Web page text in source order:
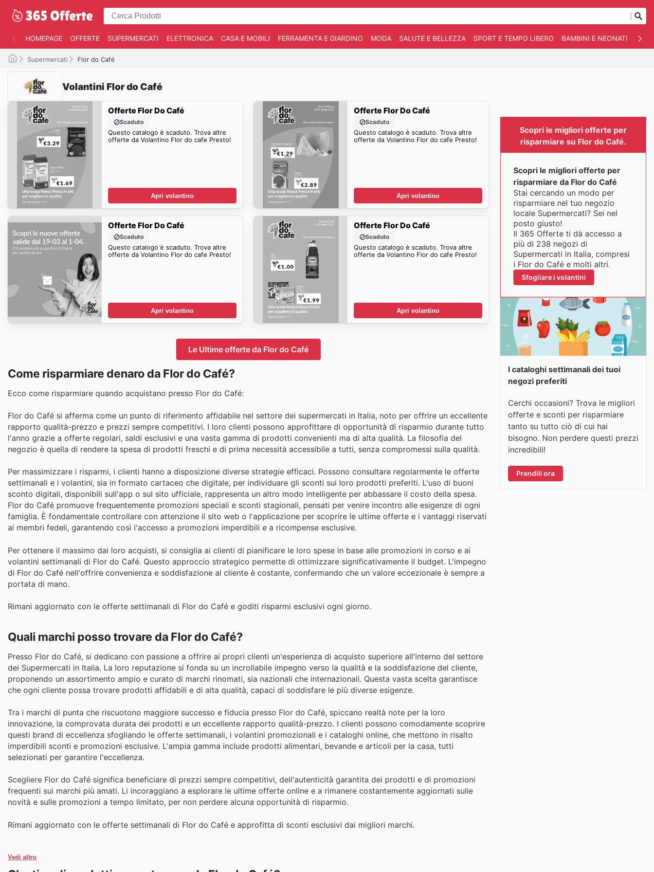
HOMEPAGE OFFERTE SUPERMERCATI ELETTRONICA CASA E MOBILI FERRAMENTA E GIARDINO MODA SALUTE E BELLEZZA SPORT E TEMPO LIBERO BAMBINI E NEONATI
Supermercati Flor do Café
Volantini Flor do Café
Offerte Flor Do Café
Scaduto
Questo catalogo è scaduto. Trova altre
offerte da Volantino Flor do cafe Presto!
Apri volantino
Offerte Flor Do Café
Scaduto
Questo catalogo è scaduto. Trova altre
offerte da Volantino Flor do cafe Presto!
Apri volantino
Offerte Flor Do Café
Scaduto
Questo catalogo è scaduto. Trova altre
offerte da Volantino Flor do cafe Presto!
Apri volantino
Offerte Flor Do Café
Scaduto
Questo catalogo è scaduto. Trova altre
offerte da Volantino Flor do cafe Presto!
Apri volantino
Le Ultime offerte da Flor do Café
Come risparmiare denaro da Flor do Café?
Ecco come risparmiare quando acquistano presso Flor do Café:
Flor do Café si afferma come un punto di riferimento affidabile nel settore dei supermercati in Italia, noto per offrire un eccellente
rapporto qualità-prezzo e prezzi sempre competitivi. I loro clienti possono approfittare di opportunità di risparmio durante tutto
l'anno grazie a offerte regolari, saldi esclusivi e una vasta gamma di prodotti convenienti ma di alta qualità. La filosofia del
negozio è quella di rendere la spesa di prodotti freschi e di prima necessità accessibile a tutti, senza compromessi sulla qualità.
Per massimizzare i risparmi, i clienti hanno a disposizione diverse strategie efficaci. Possono consultare regolarmente le offerte
settimanali e i volantini, sia in formato cartaceo che digitale, per individuare gli sconti sui loro prodotti preferiti. L'uso di buoni
sconto digitali, disponibili sull'app o sul sito ufficiale, rappresenta un altro modo intelligente per abbassare il costo della spesa.
Flor do Café promuove frequentemente promozioni speciali e sconti stagionali, pensati per venire incontro alle esigenze di ogni
famiglia. È fondamentale controllare con attenzione il sito web o l'applicazione per scoprire le ultime offerte e i vantaggi riservati
ai membri fedeli, garantendo così l'accesso a promozioni imperdibili e a ricompense esclusive.
Per ottenere il massimo dai loro acquisti, si consiglia ai clienti di pianificare le loro spese in base alle promozioni in corso e ai
volantini settimanali di Flor do Café. Questo approccio strategico permette di ottimizzare significativamente il budget. L'impegno
di Flor do Café nell'offrire convenienza e soddisfazione al cliente è costante, confermando che un valore eccezionale è sempre a
portata di mano.
Rimani aggiornato con le offerte settimanali di Flor do Café e goditi risparmi esclusivi ogni giorno.
Quali marchi posso trovare da Flor do Café?
Presso Flor do Café, si dedicano con passione a offrire ai propri clienti un'esperienza di acquisto superiore all'interno del settore
dei Supermercati in Italia. La loro reputazione si fonda su un incrollabile impegno verso la qualità e la soddisfazione del cliente,
proponendo un assortimento ampio e curato di marchi rinomati, sia nazionali che internazionali. Questa vasta scelta garantisce
che ogni cliente possa trovare prodotti affidabili e di alta qualità, capaci di soddisfare le più diverse esigenze.
Tra i marchi di punta che riscuotono maggiore successo e fiducia presso Flor do Café, spiccano realtà note per la loro
innovazione, la comprovata durata dei prodotti e un eccellente rapporto qualità-prezzo. I clienti possono comodamente scoprire
questi brand di eccellenza sfogliando le offerte settimanali, i volantini promozionali e i cataloghi online, che mettono in risalto
imperdibili sconti e promozioni esclusive. L'ampia gamma include prodotti alimentari, bevande e articoli per la casa, tutti
selezionati per garantire l'eccellenza.
Scegliere Flor do Café significa beneficiare di prezzi sempre competitivi, dell'autenticità garantita dei prodotti e di promozioni
frequenti sui marchi più amati. Li incoraggiano a esplorare le ultime offerte online e a rimanere costantemente aggiornati sulle
novità e sulle promozioni a tempo limitato, per non perdere alcuna opportunità di risparmio.
Rimani aggiornato con le offerte settimanali di Flor do Café e approfitta di sconti esclusivi dai migliori marchi.
Vedi altro
Scopri le migliori offerte per
risparmiare su Flor do Café.
Scopri le migliori offerte per
risparmiare da Flor do Café
Stai cercando un modo per
risparmiare nel tuo negozio
locale Supermercati? Sei nel
posto giusto!
Il 365 Offerte ti dà accesso a
più di 238 negozi di
Supermercati in Italia, compresi
i Flor do Café e molti altri.
Sfogliare i volantini
I cataloghi settimanali dei tuoi
negozi preferiti
Cerchi occasioni? Trova le migliori
offerte e sconti per risparmiare
tanto su tutto ciò di cui hai
bisogno. Non perdere questi prezzi
incredibili!
Prendili ora